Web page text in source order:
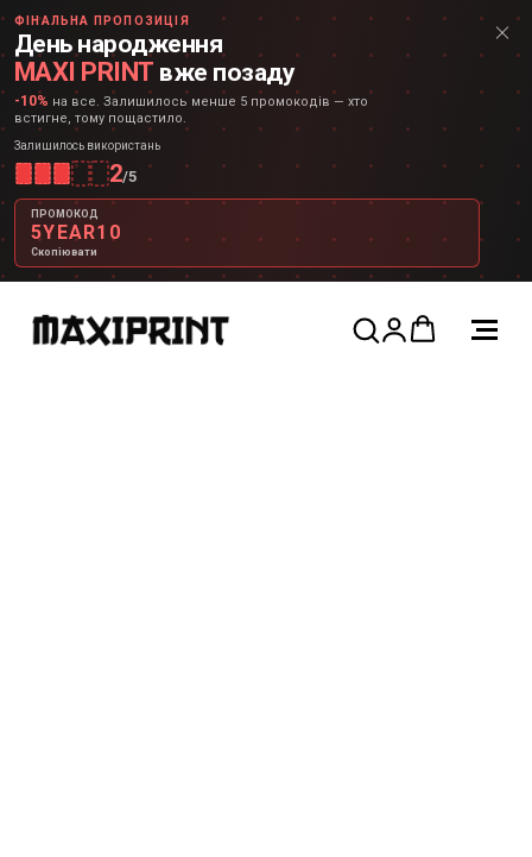
ФІНАЛЬНА ПРОПОЗИЦІЯ
День народження
MAXI PRINT вже позаду
-10% на все. Залишилось менше 5 промокодів — хто
встигне, тому пощастило.
Залишилось використань
2/5
ПРОМОКОД
5YEAR10
Скопіювати